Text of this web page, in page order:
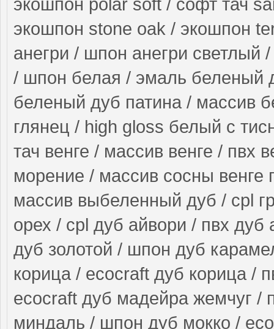
экошпон polar soft / софт тач
экошпон stone oak / экошпон
анегри / шпон анегри светлый
/ шпон белая / эмаль беленый
беленый дуб патина / массив
глянец / high gloss белый с
тач венге / массив венге / пвх
морение / массив сосны венге
массив выбеленный дуб / cpl
орех / cpl дуб айвори / пвх
дуб золотой / шпон дуб
корица / ecocraft дуб корица /
ecocraft дуб мадейра жемчуг /
миндаль / шпон дуб мокко /